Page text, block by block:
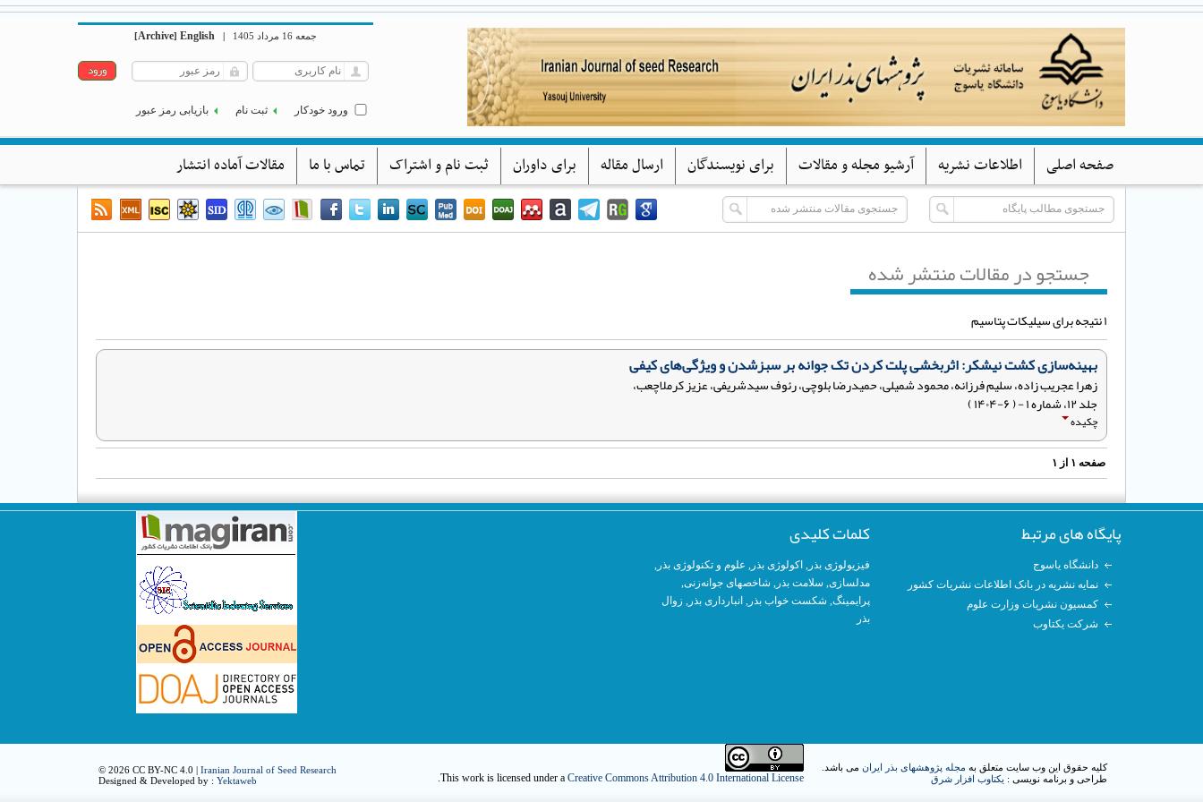
پژوهشهای بذر ایران
دانشگاه یاسوج
جمعه 16 مرداد 1405 |
English
[Archive]
ورود خودکار ثبت نام بازیابی رمز عبور
صفحه اصلی اطلاعات نشریه آرشیو مجله و مقالات برای نویسندگان ارسال مقاله برای داوران ثبت نام و اشتراک تماس با ما مقالات آماده انتشار
جستجو در مقالات منتشر شده
۱ نتیجه برای سیلیکات پتاسیم
بهینه‌سازی کشت نیشکر: اثربخشی پلت کردن تک جوانه بر سبزشدن و ویژگی‌های کیفی
زهرا عجریب زاده، سلیم فرزانه، محمود شمیلی، حمیدرضا بلوچی، رئوف سیدشریفی، عزیز کرملاچعب،
جلد ۱۲، شماره ۱ - ( ۶-۱۴۰۴ )
چکیده
صفحه ۱ از ۱
پایگاه های مرتبط
دانشگاه یاسوج
نمایه نشریه در بانک اطلاعات نشریات کشور
کمسیون نشریات وزارت علوم
شرکت یکتاوب
کلمات کلیدی
فیزیولوژی بذر , اکولوژی بذر , علوم و تکنولوژی بذر ,
مدلسازی, سلامت بذر, شاخصهای جوانه‌زنی,
پرایمینگ, شکست خواب بذر, انبارداری بذر , زوال
بذر
کلیه حقوق این وب سایت متعلق به مجله پژوهشهای بذر ایران می باشد.
طراحی و برنامه نویسی : یکتاوب افزار شرق
© 2026 CC BY-NC 4.0 | Iranian Journal of Seed Research
Designed & Developed by : Yektaweb This work is licensed under a Creative Commons Attribution 4.0 International License
.